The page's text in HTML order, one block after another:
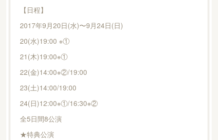
【日程】
2017年9月20日(水)〜9月24日(日)
20(水)19:00 ※①
21(木)19:00※①
22(金)14:00※②/19:00
23(土)14:00/19:00
24(日)12:00※①/16:30※②
全5日間8公演
★特典公演